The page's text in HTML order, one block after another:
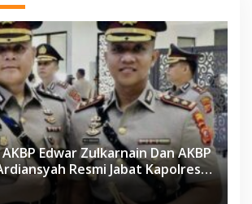
Edwar Zulkarnain Dan AKBP
Resmi Jabat Kapolres